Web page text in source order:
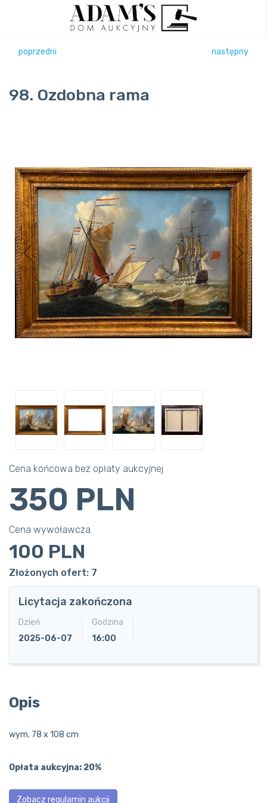
poprzedni następny
98. Ozdobna rama
Previous Next
Cena końcowa bez opłaty aukcyjnej
350 PLN
Cena wywoławcza
100 PLN
Złożonych ofert: 7
Licytacja zakończona
Dzień
2025-06-07
Godzina
16:00
Opis
wym. 78 x 108 cm
Opłata aukcyjna: 20%
Zobacz regulamin aukcji